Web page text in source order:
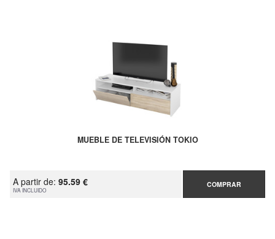
MUEBLE DE TELEVISIÓN TOKIO
A partir de: 95.59 €
IVA INCLUIDO
COMPRAR